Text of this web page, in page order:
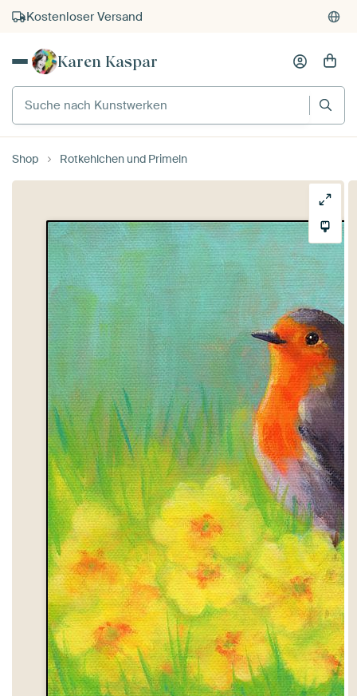
Kostenloser Versand
Kauf auf Rechnung
Karen Kaspar
Suche nach Kunstwerken
Shop Rotkehlchen und Primeln